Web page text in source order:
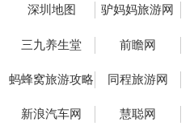
深圳地图 驴妈妈旅游网
三九养生堂 前瞻网
蚂蜂窝旅游攻略 同程旅游网
新浪汽车网 慧聪网